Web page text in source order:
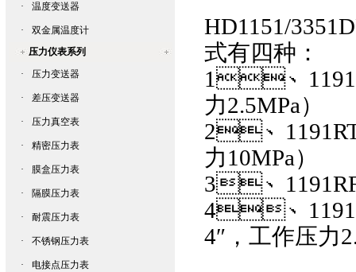
· 温度变送器
·
双金属温度计
压力仪表系列
·
压力变送器
· 差压变送器
· 压力真空表
· 精密压力表
· 膜盒压力表
· 隔膜压力表
· 耐震压力表
· 不锈钢压力表
·
电接点压力表
HD1151/
式有四种：
1、
力2.5MPa）
2、
力10MPa）
3、
4、
4″，工作压